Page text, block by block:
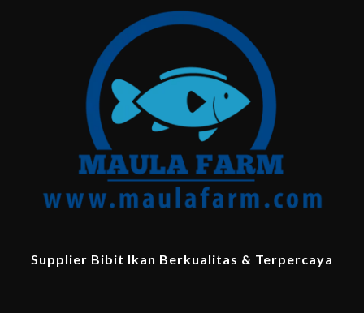
Supplier Bibit Ikan Berkualitas & Terpercaya